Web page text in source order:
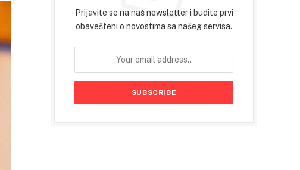
Prijavite se na naš newsletter i budite prvi
obavešteni o novostima sa našeg servisa.